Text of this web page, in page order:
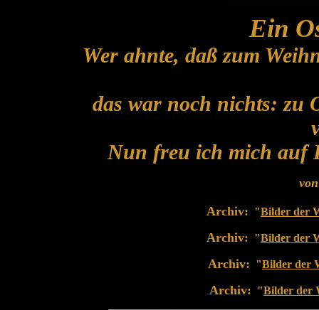
Ein
Wer ahnte, daß zum
das war noch nichts: zu
Nun freu ich mich auf
Archiv: "Bilder der
Archiv: "Bilder der
Archiv: "Bilder der
Archiv: "Bilder der